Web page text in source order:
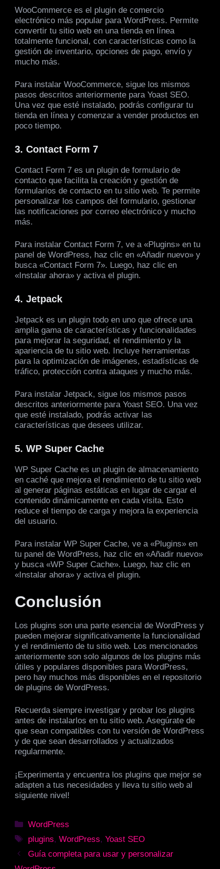
WooCommerce es el plugin de comercio
electrónico más popular para WordPress. Permite
convertir tu sitio web en una tienda en línea
totalmente funcional, con características como la
gestión de inventario, opciones de pago, envío y
mucho más.
Para instalar WooCommerce, sigue los mismos
pasos descritos anteriormente para Yoast SEO.
Una vez que esté instalado, podrás configurar tu
tienda en línea y comenzar a vender productos en
poco tiempo.
3. Contact Form 7
Contact Form 7 es un plugin de formulario de
contacto que facilita la creación y gestión de
formularios de contacto en tu sitio web. Te permite
personalizar los campos del formulario, gestionar
las notificaciones por correo electrónico y mucho
más.
Para instalar Contact Form 7, ve a «Plugins» en tu
panel de WordPress, haz clic en «Añadir nuevo» y
busca «Contact Form 7». Luego, haz clic en
«Instalar ahora» y activa el plugin.
4. Jetpack
Jetpack es un plugin todo en uno que ofrece una
amplia gama de características y funcionalidades
para mejorar la seguridad, el rendimiento y la
apariencia de tu sitio web. Incluye herramientas
para la optimización de imágenes, estadísticas de
tráfico, protección contra ataques y mucho más.
Para instalar Jetpack, sigue los mismos pasos
descritos anteriormente para Yoast SEO. Una vez
que esté instalado, podrás activar las
características que desees utilizar.
5. WP Super Cache
WP Super Cache es un plugin de almacenamiento
en caché que mejora el rendimiento de tu sitio web
al generar páginas estáticas en lugar de cargar el
contenido dinámicamente en cada visita. Esto
reduce el tiempo de carga y mejora la experiencia
del usuario.
Para instalar WP Super Cache, ve a «Plugins» en
tu panel de WordPress, haz clic en «Añadir nuevo»
y busca «WP Super Cache». Luego, haz clic en
«Instalar ahora» y activa el plugin.
Conclusión
Los plugins son una parte esencial de WordPress y
pueden mejorar significativamente la funcionalidad
y el rendimiento de tu sitio web. Los mencionados
anteriormente son solo algunos de los plugins más
útiles y populares disponibles para WordPress,
pero hay muchos más disponibles en el repositorio
de plugins de WordPress.
Recuerda siempre investigar y probar los plugins
antes de instalarlos en tu sitio web. Asegúrate de
que sean compatibles con tu versión de WordPress
y de que sean desarrollados y actualizados
regularmente.
¡Experimenta y encuentra los plugins que mejor se
adapten a tus necesidades y lleva tu sitio web al
siguiente nivel!
Categorías
WordPress
Etiquetas
plugins,WordPress,Yoast SEO
Guía completa para usar y personalizar